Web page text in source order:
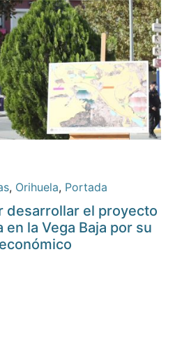
, Orihuela, Portada
desarrollar el proyecto
la Vega Baja por su